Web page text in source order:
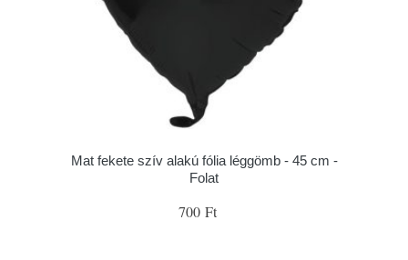
Mat fekete szív alakú fólia léggömb - 45 cm -
Folat
700 Ft